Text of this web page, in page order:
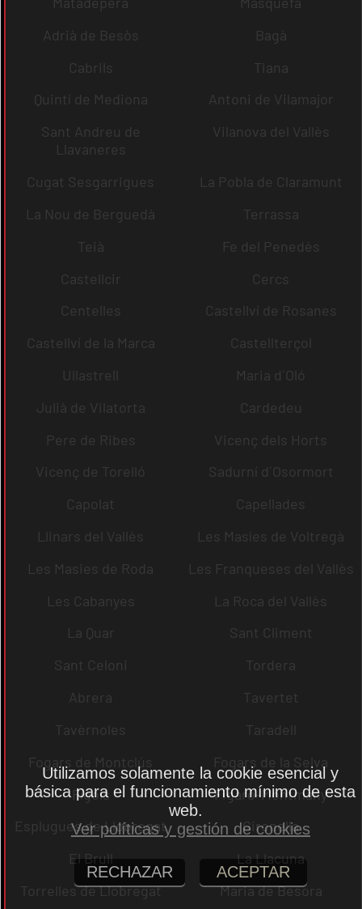
Adrià de Besòs
Bagà
Cabrils
Tiana
Quintí de Mediona
Antoni de Vilamajor
Sant Andreu de
Llavaneres
Vilanova del Vallès
Cugat Sesgarrigues
La Pobla de Claramunt
La Nou de Berguedà
Terrassa
Teià
Fe del Penedès
Castellcir
Cercs
Centelles
Castellví de Rosanes
Castellví de la Marca
Castellterçol
Ullastrell
Maria d´Oló
Julià de Vilatorta
Cardedeu
Pere de Ribes
Vicenç dels Horts
Vicenç de Torelló
Sadurní d´Osormort
Capolat
Capellades
Llinars del Vallès
Les Masíes de Voltregà
Les Masies de Roda
Les Franqueses del Vallès
Les Cabanyes
La Roca del Vallès
La Quar
Sant Climent
Sant Celoni
Tordera
Abrera
Tavertet
Tavèrnoles
Taradell
Fogars de Montclús
Fogars de la Selva
Fígols
Figaró-Montmany
Esplugues de Llobregat
Gironella
El Brull
La Llacuna
Torrelles de Llobregat
Maria de Besora
Utilizamos solamente la cookie esencial y
básica para el funcionamiento mínimo de esta
web.
Ver políticas y gestión de cookies
RECHAZAR ACEPTAR